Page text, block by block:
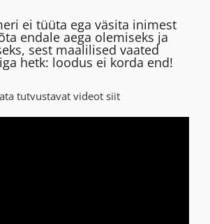
ei tüüta ega väsita inimest
endale aega olemiseks ja
sest maalilised vaated
hetk: loodus ei korda end!
tutvustavat videot siit